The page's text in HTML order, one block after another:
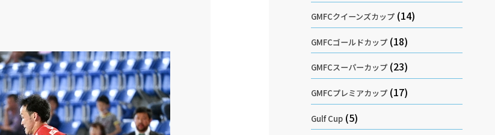
GMFCクイーンズカップ(14)
GMFCゴールドカップ(18)
GMFCスーパーカップ(23)
GMFCプレミアカップ(17)
Gulf Cup(5)